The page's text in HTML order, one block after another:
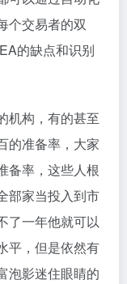
个交易者的双
的缺点和识别
机构，有的甚至
的准备率，大家
备率，这些人根
部家当投入到市
了一年他就可以
平，但是依然有
泡影迷住眼睛的